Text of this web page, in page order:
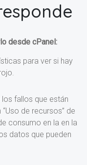
desde cPanel:
para ver si hay
fallos que están
de recursos” de
consumo en la en la
datos que pueden